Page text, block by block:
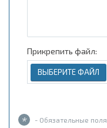
Прикрепить файл:
ВЫБЕРИТЕ ФАЙЛ
* - Обязательные поля